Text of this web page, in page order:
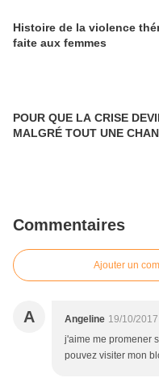
Histoire de la violence
faite aux femmes
POUR QUE LA CRISE
MALGRÉ TOUT UNE
Commentaires
Ajouter un
A Angeline 19/10/
j'aime me promener
pouvez visiter mon